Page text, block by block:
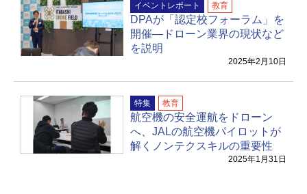
イベントレポート 教育
DPAが「認定校フォーラム」を
開催―ドローン業界の現状など
を説明
2025年2月10日
特集 教育
航空機の安全運航をドローン
へ、JALの航空機パイロットが
解くノンテクスキルの重要性
2025年1月31日